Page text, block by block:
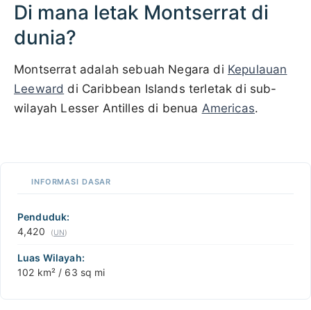
Di mana letak Montserrat di
dunia?
Montserrat adalah sebuah Negara di Kepulauan
Leeward di Caribbean Islands terletak di sub-
wilayah Lesser Antilles di benua Americas.
100 km / 62.1 mi
−
INFORMASI DASAR
Penduduk:
4,420
(UN)
Luas Wilayah:
102 km² / 63 sq mi